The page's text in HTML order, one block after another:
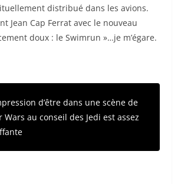
distribué dans les avions.
Jean Cap Ferrat avec le nouveau
doux : le Swimrun »…je m’égare.
d’être dans une scène de
Wars au conseil des Jedi est assez